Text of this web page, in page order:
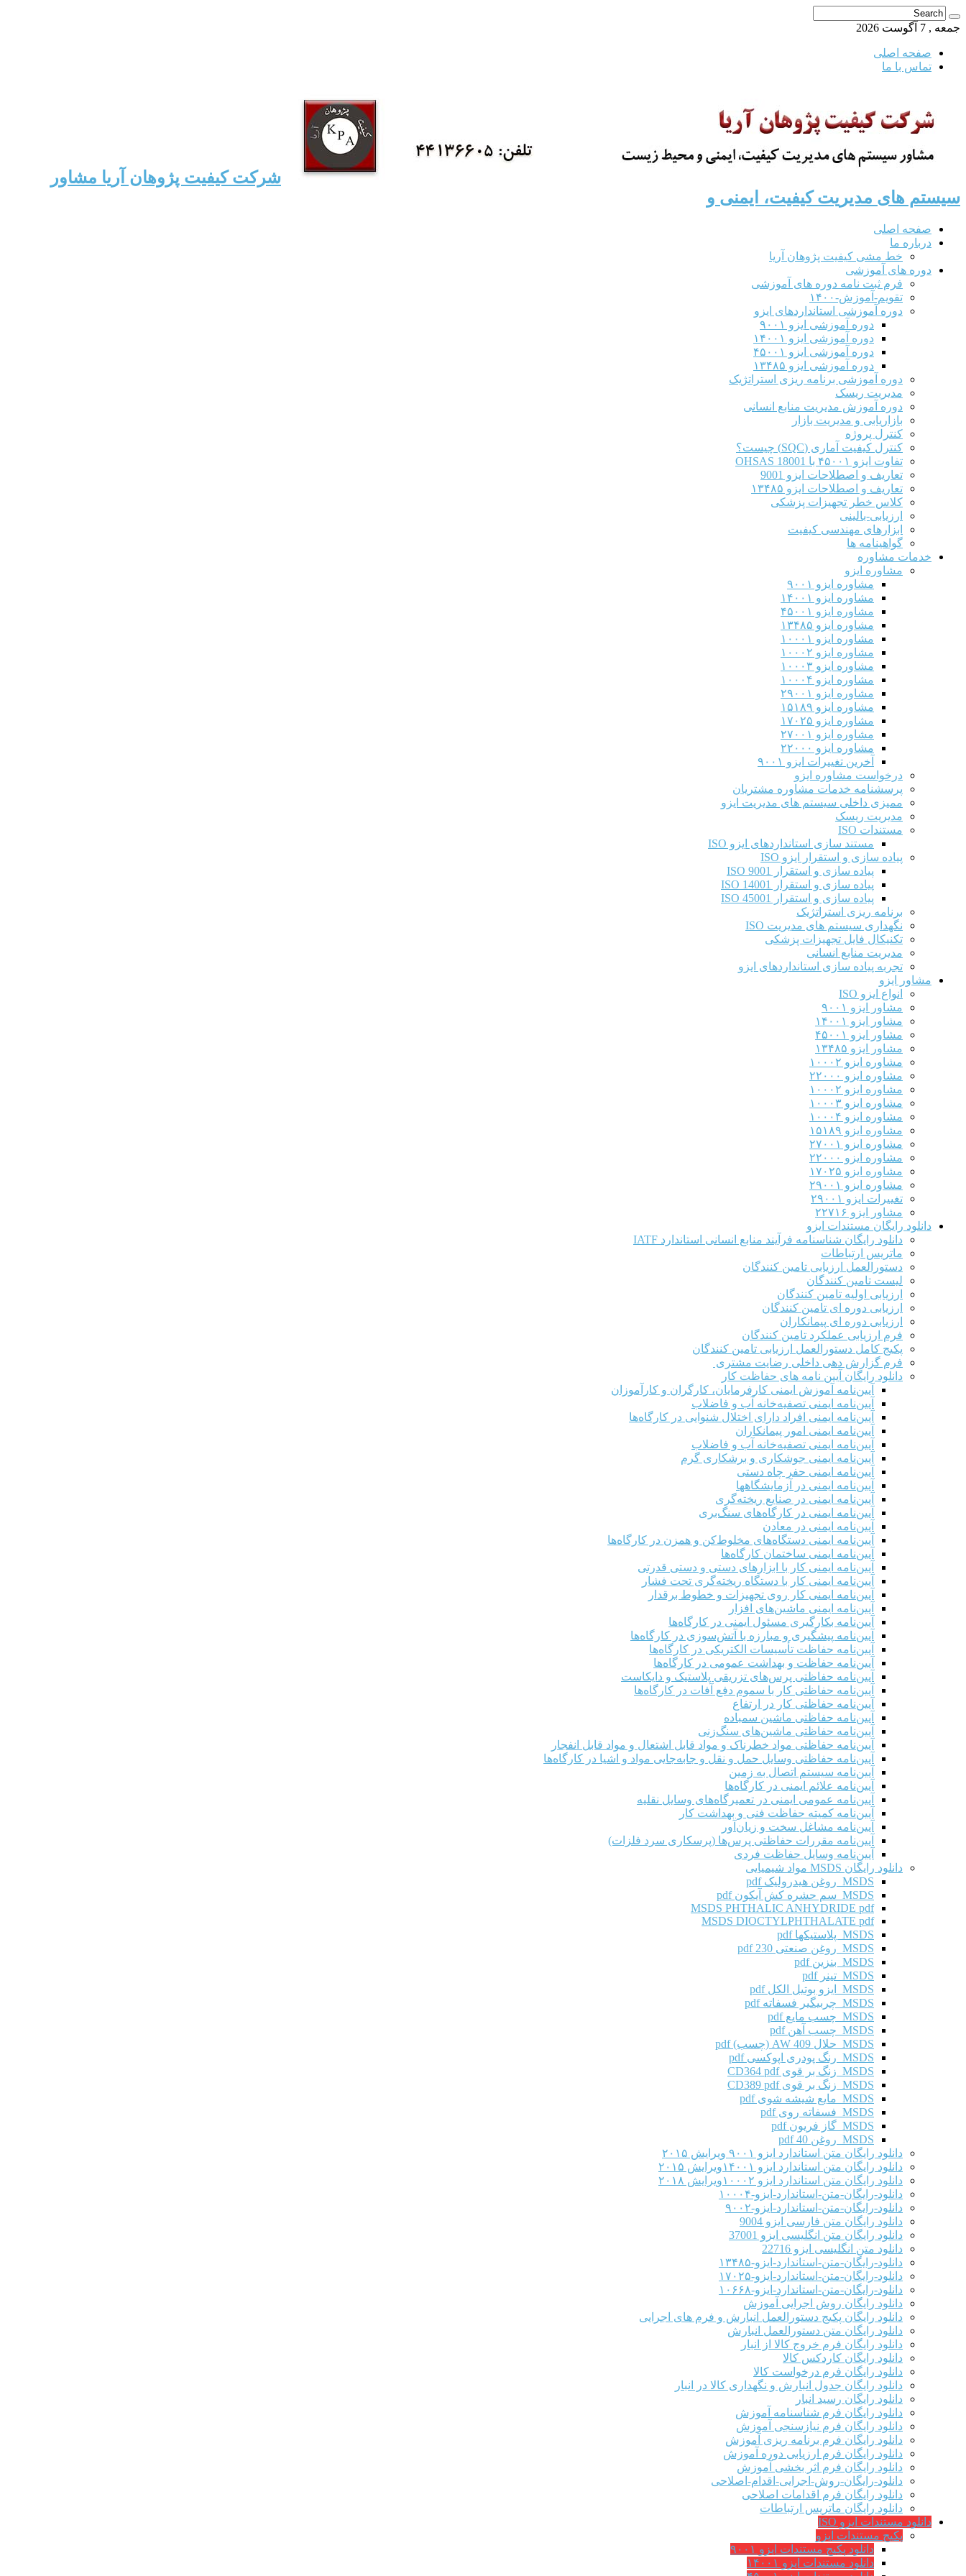
جمعه , 7 آگوست 2026
صفحه اصلی
تماس با ما
شرکت کیفیت پژوهان آریا مشاور
سیستم های مدیریت کیفیت، ایمنی و
صفحه اصلی
درباره ما
خط مشی کیفیت پژوهان آریا
دوره های آموزشی
فرم ثبت نامه دوره های آموزشی
تقویم-آموزش-۱۴۰۰
دوره آموزشی استانداردهای ایزو
دوره آموزشی ایزو ۹۰۰۱
دوره آموزشی ایزو ۱۴۰۰۱
دوره آموزشی ایزو ۴۵۰۰۱
دوره آموزشی ایزو ۱۳۴۸۵
دوره آموزشی برنامه ریزی استراتژیک
مدیریت ریسک
دوره آموزش مدیریت منابع انسانی
بازاریابی و مدیریت بازار
کنترل پروژه
کنترل کیفیت آماری (SQC) چیست؟
تفاوت ایزو ۴۵۰۰۱ با OHSAS 18001
تعاریف و اصطلاحات ایزو 9001
تعاریف و اصطلاحات ایزو ۱۳۴۸۵
کلاس خطر تجهیزات پزشکی
ارزیابی-بالینی
ابزارهای مهندسی کیفیت
گواهینامه ها
خدمات مشاوره
مشاوره ایزو
مشاوره ایزو ۹۰۰۱
مشاوره ایزو ۱۴۰۰۱
مشاوره ایزو ۴۵۰۰۱
مشاوره ایزو ۱۳۴۸۵
مشاوره ایزو ۱۰۰۰۱
مشاوره ایزو ۱۰۰۰۲
مشاوره ایزو ۱۰۰۰۳
مشاوره ایزو ۱۰۰۰۴
مشاوره ایزو ۲۹۰۰۱
مشاوره ایزو ۱۵۱۸۹
مشاوره ایزو ۱۷۰۲۵
مشاوره ایزو ۲۷۰۰۱
مشاوره ایزو ۲۲۰۰۰
آخرین تغییرات ایزو ۹۰۰۱
درخواست مشاوره ایزو
پرسشنامه خدمات مشاوره مشتریان
ممیزی داخلی سیستم های مدیریت ایزو
مدیریت ریسک
مستندات ISO
مستند سازی استانداردهای ایزو ISO
پیاده سازی و استقرار ایزو ISO
پیاده سازی و استقرار ISO 9001​
پیاده سازی و استقرار ISO 14001
پیاده سازی و استقرار ISO 45001
برنامه ریزی استراتژیک
نگهداری سیستم های مدیریت ISO
تکنیکال فایل تجهیزات پزشکی
مدیریت منابع انسانی
تجربه پیاده سازی استانداردهای ایزو
مشاور ایزو
انواع ایزو ISO
مشاور ایزو ۹۰۰۱
مشاور ایزو ۱۴۰۰۱
مشاور ایزو ۴۵۰۰۱
مشاور ایزو ۱۳۴۸۵
مشاوره ایزو ۱۰۰۰۲
مشاوره ایزو ۲۲۰۰۰
مشاوره ایزو ۱۰۰۰۲
مشاوره ایزو ۱۰۰۰۳
مشاوره ایزو ۱۰۰۰۴
مشاوره ایزو ۱۵۱۸۹
مشاوره ایزو ۲۷۰۰۱
مشاوره ایزو ۲۲۰۰۰
مشاوره ایزو ۱۷۰۲۵
مشاوره ایزو ۲۹۰۰۱
تغییرات ایزو ۲۹۰۰۱
مشاور ایزو ۲۲۷۱۶
دانلود رایگان مستندات ایزو
دانلود رایگان شناسنامه فرآیند منابع انسانی استاندارد IATF
ماتریس ارتباطات
دستورالعمل ارزیابی تامین کنندگان
لیست تامین کنندگان
ارزیابی اولیه تامین کنندگان
ارزیابی دوره ای تامین کنندگان
ارزیابی دوره ای پیمانکاران
فرم ارزيابی عملکرد تامین کنندگان
پکیج کامل دستورالعمل ارزیابی تامین کنندگان
فرم گزارش دهی داخلی رضایت مشتری
دانلود رایگان آیین نامه های حفاظت کار
آیین‌نامه آموزش ایمنی کارفرمایان، کارگران و کارآموزان
آیین‌نامه ایمنی تصفیه‌خانه آب و فاضلاب
آیین‌نامه ایمنی افراد دارای اختلال شنوایی در کارگاه‌ها
آیین‌نامه ایمنی امور پیمانکاران
آیین‌نامه ایمنی تصفیه‌خانه آب و فاضلاب
آیین‌نامه ایمنی جوشکاری و برشکاری گرم
آیین‌نامه ایمنی حفر چاه دستی
آیین‌نامه ایمنی در آزمایشگاهها
آیین‌نامه ایمنی در صنایع ریخته‌گری
آیین‌نامه ایمنی در کارگاه‌های سنگ‌بری
آیین‌نامه ایمنی در معادن
آیین‌نامه ایمنی دستگاه‌های مخلوط‌کن و همزن در کارگاه‌ها
آیین‌نامه ایمنی ساختمان کارگاه‌ها
آیین‌نامه ایمنی کار با ابزارهای دستی و دستی قدرتی
آیین‌نامه ایمنی کار با دستگاه ریخته‌گری تحت فشار
آیین‌نامه ایمنی کار روی تجهیزات و خطوط برقدار
آیین‌نامه ایمنی ماشین‌های افزار
آیین‌نامه بکارگیری مسئول ایمنی در کارگاه‌ها
آیین‌نامه پیشگیری و مبارزه با آتش‌سوزی در کارگاه‌ها
آیین‌نامه حفاظت تأسیسات الکتریکی در کارگاه‌ها
آیین‌نامه حفاظت و بهداشت عمومی در کارگاه‌ها
آیین‌نامه حفاظتی پرس‌های تزریقی پلاستیک و دایکاست
آیین‌نامه حفاظتی کار با سموم دفع آفات در کارگاه‌ها
آیین‌نامه حفاظتی کار در ارتفاع
آیین‌نامه حفاظتی ماشین سمباده
آیین‌نامه حفاظتی ماشین‌های سنگ‌زنی
آیین‌نامه حفاظتی مواد خطرناک و مواد قابل اشتعال و مواد قابل انفجار
آیین‌نامه حفاظتی وسایل حمل و نقل و جابه‌جایی مواد و اشیا در کارگاه‌ها
آیین‌نامه سیستم اتصال به زمین
آیین‌نامه علائم ایمنی در کارگاه‌ها
آیین‌نامه عمومی ایمنی در تعمیرگاه‌های وسایل نقلیه
آیین‌نامه کمیته حفاظت فنی و بهداشت کار
آیین‌نامه مشاغل سخت و زیان‌آور
آیین‌نامه مقررات حفاظتی پرس‌ها (پرسکاری سرد فلزات)
آیین‌نامه وسایل حفاظت فردی
دانلود رایگان MSDS مواد شیمیایی
MSDS روغن هیدرولیک pdf
MSDS سم حشره کش آیکون pdf
MSDS PHTHALIC ANHYDRIDE pdf
MSDS DIOCTYLPHTHALATE pdf
MSDS پلاستیکها pdf
MSDS روغن صنعتی 230 pdf
MSDS بنزین pdf
MSDS تینر pdf
MSDS ایزو بوتیل الکل pdf
MSDS چربیگیر فسفاته pdf
MSDS چسب مایع pdf
MSDS چسب آهن pdf
MSDS حلال AW 409 (چسب) pdf
MSDS رنگ پودری اپوکسی pdf
MSDS زنگ بر قوی CD364 pdf
MSDS زنگ بر قوی CD389 pdf
MSDS مایع شیشه شوی pdf
MSDS فسفاته روی pdf
MSDS گاز فریون pdf
MSDS روغن 40 pdf
دانلود رایگان متن استاندارد ایزو ۹۰۰۱ ویرایش ۲۰۱۵
دانلود رایگان متن استاندارد ایزو ۱۴۰۰۱ویرایش ۲۰۱۵
دانلود رایگان متن استاندارد ایزو ۱۰۰۰۲ویرایش ۲۰۱۸
دانلود-رایگان-متن-استاندارد-ایزو-۱۰۰۰۴
دانلود-رایگان-متن-استاندارد-ایزو-۹۰۰۲
دانلود رایگان متن فارسی ایزو 9004
دانلود رایگان متن انگلیسی ایزو 37001
دانلود متن انگلیسی ایزو 22716
دانلود-رایگان-متن-استاندارد-ایزو-۱۳۴۸۵
دانلود-رایگان-متن-استاندارد-ایزو-۱۷۰۲۵
دانلود-رایگان-متن-استاندارد-ایزو-۱۰۶۶۸
دانلود رایگان روش اجرایی آموزش
دانلود رایگان پکیج دستورالعمل انبارش و فرم های اجرایی
دانلود رایگان متن دستورالعمل انبارش
دانلود رایگان فرم خروج کالا از انبار
دانلود رایگان کاردکس کالا
دانلود رایگان فرم درخواست کالا
دانلود رایگان جدول انبارش و نگهداری کالا در انبار
دانلود رایگان رسید انبار
دانلود رایگان فرم شناسنامه آموزش
دانلود رایگان فرم نیازسنجی آموزش
دانلود رایگان فرم برنامه ریزی آموزش
دانلود رایگان فرم ارزیابی دوره آموزش
دانلود رایگان فرم اثر بخشی آموزش
دانلود-رایگان-روش-اجرایی-اقدام-اصلاحی
دانلود رایگان فرم اقدامات اصلاحی
دانلود رایگان ماتریس ارتباطات
دانلود مستندات ایزو ISO
پکیج مستندات ایزو
دانلود پکیج مستندات ایزو ۹۰۰۱
دانلود مستندات ایزو ۱۴۰۰۱